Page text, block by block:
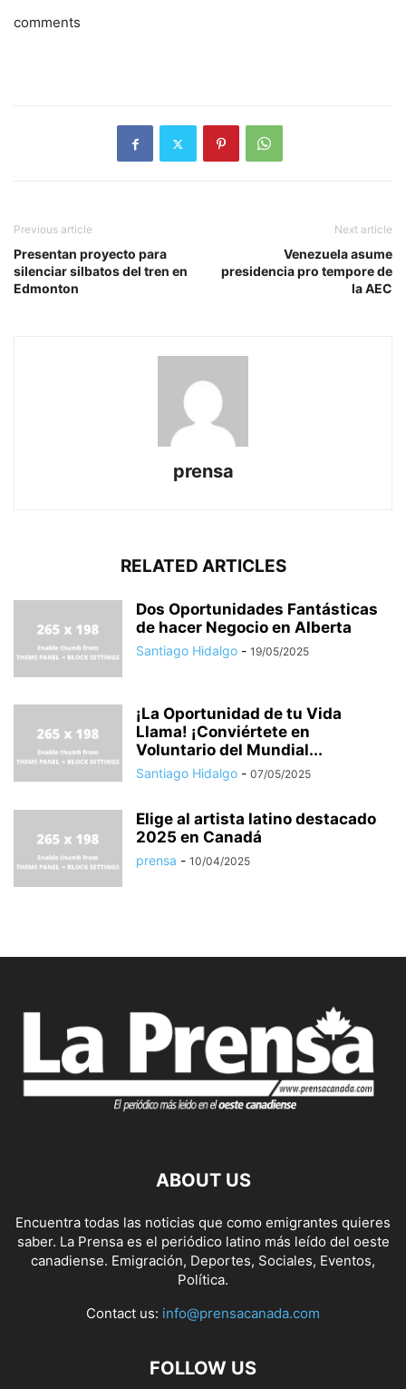
comments
Previous article
Presentan proyecto para
silenciar silbatos del tren en
Edmonton
Next article
Venezuela asume
presidencia pro tempore de
la AEC
prensa
RELATED ARTICLES
Dos Oportunidades Fantásticas
de hacer Negocio en Alberta
Santiago Hidalgo - 19/05/2025
¡La Oportunidad de tu Vida
Llama! ¡Conviértete en
Voluntario del Mundial...
Santiago Hidalgo - 07/05/2025
Elige al artista latino destacado
2025 en Canadá
prensa - 10/04/2025
ABOUT US
Encuentra todas las noticias que como emigrantes quieres
saber. La Prensa es el periódico latino más leído del oeste
canadiense. Emigración, Deportes, Sociales, Eventos,
Política.
Contact us: info@prensacanada.com
FOLLOW US